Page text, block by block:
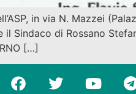
in via N. Mazzei
Sindaco di Rossano
[…]